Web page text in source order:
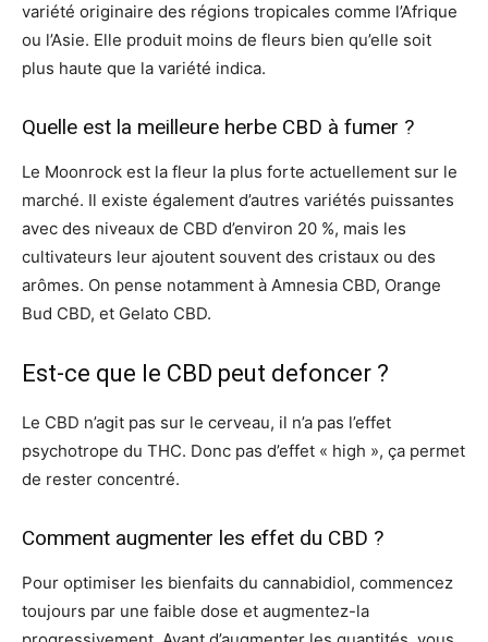
variété originaire des régions tropicales comme l’Afrique
ou l’Asie. Elle produit moins de fleurs bien qu’elle soit
plus haute que la variété indica.
Quelle est la meilleure herbe CBD à fumer ?
Le Moonrock est la fleur la plus forte actuellement sur le
marché. Il existe également d’autres variétés puissantes
avec des niveaux de CBD d’environ 20 %, mais les
cultivateurs leur ajoutent souvent des cristaux ou des
arômes. On pense notamment à Amnesia CBD, Orange
Bud CBD, et Gelato CBD.
Est-ce que le CBD peut defoncer ?
Le CBD n’agit pas sur le cerveau, il n’a pas l’effet
psychotrope du THC. Donc pas d’effet « high », ça permet
de rester concentré.
Comment augmenter les effet du CBD ?
Pour optimiser les bienfaits du cannabidiol, commencez
toujours par une faible dose et augmentez-la